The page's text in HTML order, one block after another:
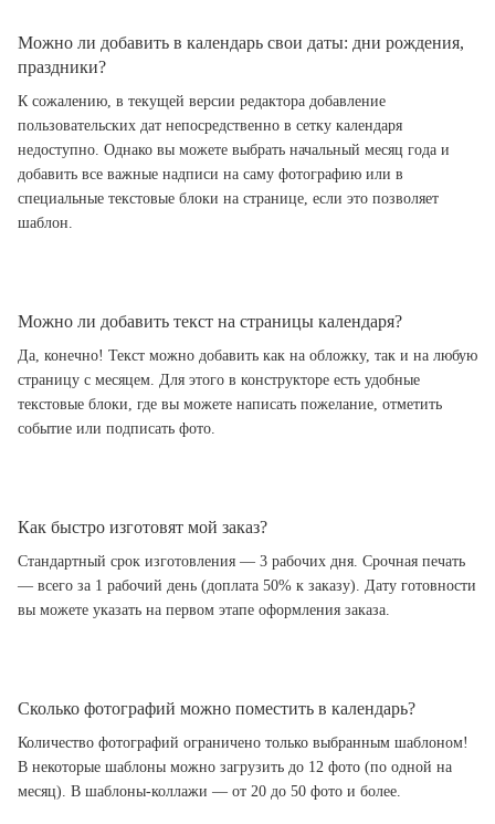
Можно ли добавить в календарь свои даты: дни рождения,
праздники?
К сожалению, в текущей версии редактора добавление
пользовательских дат непосредственно в сетку календаря
недоступно. Однако вы можете выбрать начальный месяц года и
добавить все важные надписи на саму фотографию или в
специальные текстовые блоки на странице, если это позволяет
шаблон.
Можно ли добавить текст на страницы календаря?
Да, конечно! Текст можно добавить как на обложку, так и на любую
страницу с месяцем. Для этого в конструкторе есть удобные
текстовые блоки, где вы можете написать пожелание, отметить
событие или подписать фото.
Как быстро изготовят мой заказ?
Стандартный срок изготовления — 3 рабочих дня. Срочная печать
— всего за 1 рабочий день (доплата 50% к заказу). Дату готовности
вы можете указать на первом этапе оформления заказа.
Сколько фотографий можно поместить в календарь?
Количество фотографий ограничено только выбранным шаблоном!
В некоторые шаблоны можно загрузить до 12 фото (по одной на
месяц). В шаблоны-коллажи — от 20 до 50 фото и более.